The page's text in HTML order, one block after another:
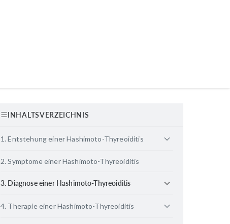
INHALTSVERZEICHNIS
1. Entstehung einer Hashimoto-Thyreoiditis
2. Symptome einer Hashimoto-Thyreoiditis
3. Diagnose einer Hashimoto-Thyreoiditis
4. Therapie einer Hashimoto-Thyreoiditis